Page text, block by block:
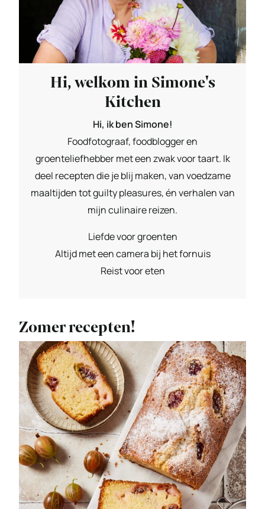
Hi, welkom in Simone's
Kitchen
Hi, ik ben Simone!
Foodfotograaf, foodblogger en
groenteliefhebber met een zwak voor taart. Ik
deel recepten die je blij maken, van voedzame
maaltijden tot guilty pleasures, én verhalen van
mijn culinaire reizen.
Liefde voor groenten
Altijd met een camera bij het fornuis
Reist voor eten
Zomer recepten!